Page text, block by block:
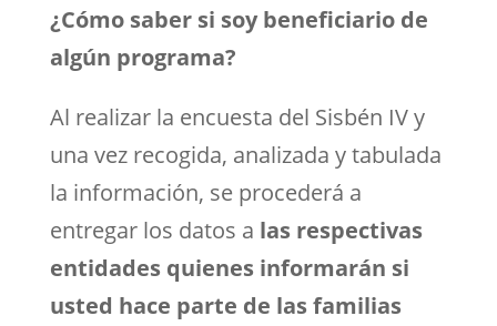
¿Cómo saber si soy beneficiario de
algún programa?
Al realizar la encuesta del Sisbén IV y
una vez recogida, analizada y tabulada
la información, se procederá a
entregar los datos a las respectivas
entidades quienes informarán si
usted hace parte de las familias